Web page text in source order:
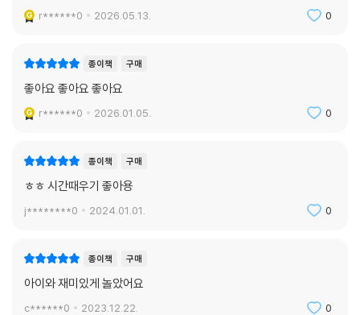
r******0 2026.05.13. 0
종이책 구매
좋아요 좋아요 좋아요
r******0 2026.01.05. 0
종이책 구매
ㅎㅎ 시간때우기 좋아용
j********0 2024.01.01. 0
종이책 구매
아이와 재미있게 놀았어요
c******0 2023.12.22. 0